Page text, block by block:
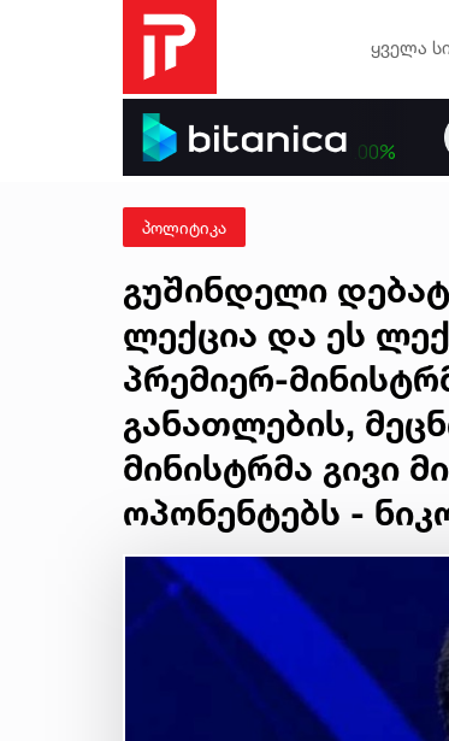
ყველა
პოლიტიკა
გუშინდელი
ლექცია და ეს
პრემიერ-
განათლების,
მინისტრმა გივი
ოპონენტებს -